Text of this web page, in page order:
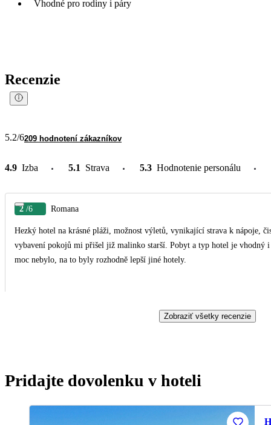
Vhodné pro rodiny i páry
Recenzie
5.2/6209 hodnotení zákazníkov
4.9 Izba 5.1 Strava 5.3 Hodnotenie personálu
2 /6 Romana
Hezký hotel na krásné pláži, možnost výletů, vynikající strava k nápoje,
vybavení pokojů mi přišel již malinko starší. Pobyt a typ hotel je vhodný i pro páry, bylo tam docela klidno Atrakcí pro děti tam
moc nebylo, na to byly rozhodně lepší jiné hotely.
Zobraziť všetky recenzie
Pridajte dovolenku v hoteli